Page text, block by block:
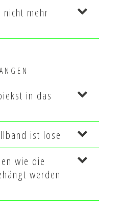
nicht mehr
in das
ist lose
wie die
werden